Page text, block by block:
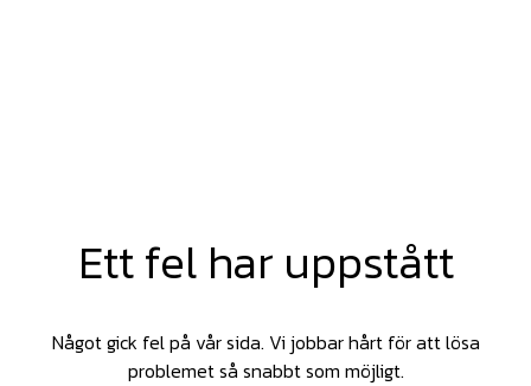
Ett fel har uppstått
Något gick fel på vår sida. Vi jobbar hårt för att lösa
problemet så snabbt som möjligt.